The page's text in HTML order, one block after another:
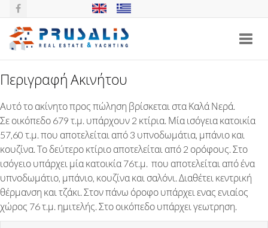
2 ΣΠΙΤΙΑ ΜΕ ΟΙΚΟΠΕΔΟ ΣΤΑ ΚΑΛΑ
ΝΕΡΑ, ΠΗΛΙΟ
Περιγραφή Ακινήτου
Αυτό το ακίνητο προς πώληση βρίσκεται στα Καλά Νερά.
Σε οικόπεδο 679 τ.μ. υπάρχουν 2 κτίρια. Μία ισόγεια κατοικία
57,60 τ.μ. που αποτελείται από 3 υπνοδωμάτια, μπάνιο και
κουζίνα. Το δεύτερο κτίριο αποτελείται από 2 ορόφους. Στο
ισόγειο υπάρχει μία κατοικία 76τ.μ. που αποτελείται από ένα
υπνοδωμάτιο, μπάνιο, κουζίνα και σαλόνι. Διαθέτει κεντρική
θέρμανση και τζάκι. Στον πάνω όροφο υπάρχει ενας ενιαίος
χώρος 76 τ.μ. ημιτελής. Στο οικόπεδο υπάρχει γεωτρηση.